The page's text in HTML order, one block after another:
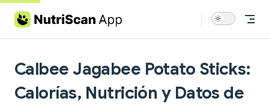
Skip to content
Calbee Jagabee Potato Sticks:
Calorías, Nutrición y Datos de